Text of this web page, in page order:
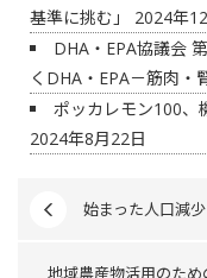
基準に挑む」
2024年
DHA・EPA協議会
くDHA・EPA－筋肉・
ポッカレモン100、
2024年8月22日
始まった人口減
地域農産物活用のた